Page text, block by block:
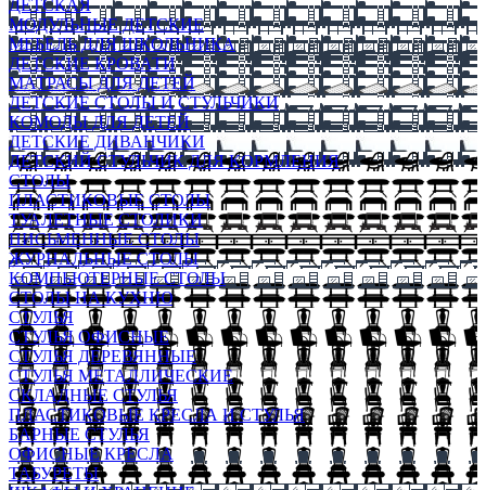
ДЕТСКАЯ
МОДУЛЬНЫЕ ДЕТСКИЕ
МЕБЕЛЬ ДЛЯ ШКОЛЬНИКА
ДЕТСКИЕ КРОВАТИ
МАТРАСЫ ДЛЯ ДЕТЕЙ
ДЕТСКИЕ СТОЛЫ И СТУЛЬЧИКИ
КОМОДЫ ДЛЯ ДЕТЕЙ
ДЕТСКИЕ ДИВАНЧИКИ
ДЕТСКИЙ СТУЛЬЧИК ДЛЯ КОРМЛЕНИЯ
СТОЛЫ
ПЛАСТИКОВЫЕ СТОЛЫ
ТУАЛЕТНЫЕ СТОЛИКИ
ПИСЬМЕННЫЕ СТОЛЫ
ЖУРНАЛЬНЫЕ СТОЛЫ
КОМПЬЮТЕРНЫЕ СТОЛЫ
СТОЛЫ НА КУХНЮ
СТУЛЬЯ
СТУЛЬЯ ОФИСНЫЕ
СТУЛЬЯ ДЕРЕВЯННЫЕ
СТУЛЬЯ МЕТАЛЛИЧЕСКИЕ
СКЛАДНЫЕ СТУЛЬЯ
ПЛАСТИКОВЫЕ КРЕСЛА И СТУЛЬЯ
БАРНЫЕ СТУЛЬЯ
ОФИСНЫЕ КРЕСЛА
ТАБУРЕТЫ